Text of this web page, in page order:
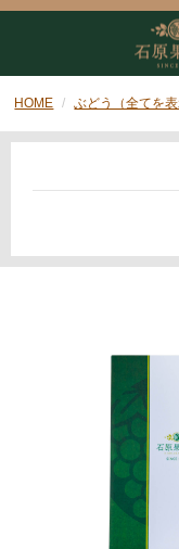
HOME ぶどう（全てを表